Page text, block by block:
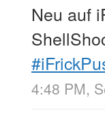
Neu auf
4:48 PM,